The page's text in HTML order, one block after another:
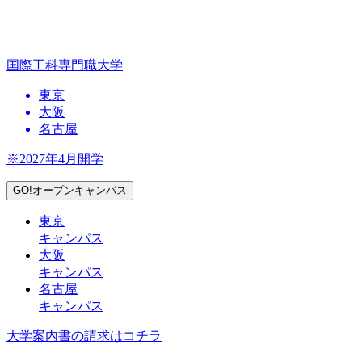
国際工科専門職大学
東京
大阪
名古屋
※2027年4月開学
GO!オープンキャンパス
東京
キャンパス
大阪
キャンパス
名古屋
キャンパス
大学案内書の請求はコチラ